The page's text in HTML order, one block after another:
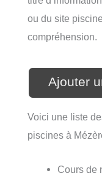
ou du site
compréhension.
Ajouter
Voici une liste
piscines à
Cours de